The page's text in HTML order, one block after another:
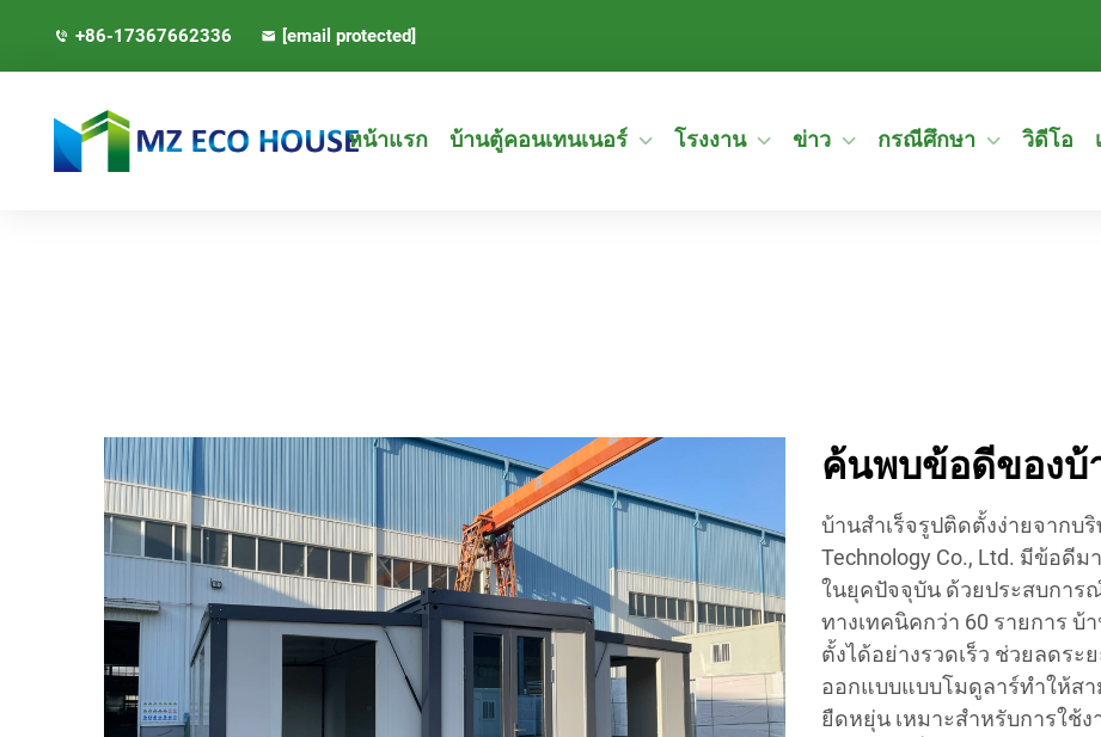
+86-17367662336 [email protected]
หน้าแรก บ้านตู้คอนเทนเนอร์ โรงงาน ข่าว กรณีศึกษา วิดีโอ
ค้นพบข้อดีของบ้
บ้านสำเร็จรูปติดตั้งง่ายจากบริ
Technology Co., Ltd. มีข้อดี
ในยุคปัจจุบัน ด้วยประสบการ
ทางเทคนิคกว่า 60 รายการ บ้
ตั้งได้อย่างรวดเร็ว ช่วยลดระ
ออกแบบแบบโมดูลาร์ทำให้ส
ยืดหยุ่น เหมาะสำหรับการใช้